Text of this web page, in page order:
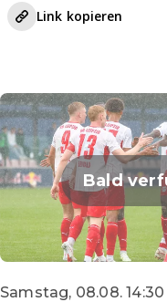
Link kopieren
Bald
Samstag, 08.08. 14:30